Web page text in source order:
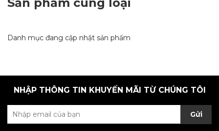
Danh mục đang cập nhật sản phẩm
NHẬP THÔNG TIN KHUYẾN MÃI TỪ CHÚNG TÔI
Gửi